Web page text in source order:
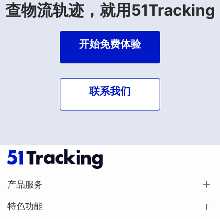
查物流轨迹，就用51Tracking
开始免费体验
联系我们
产品服务
特色功能